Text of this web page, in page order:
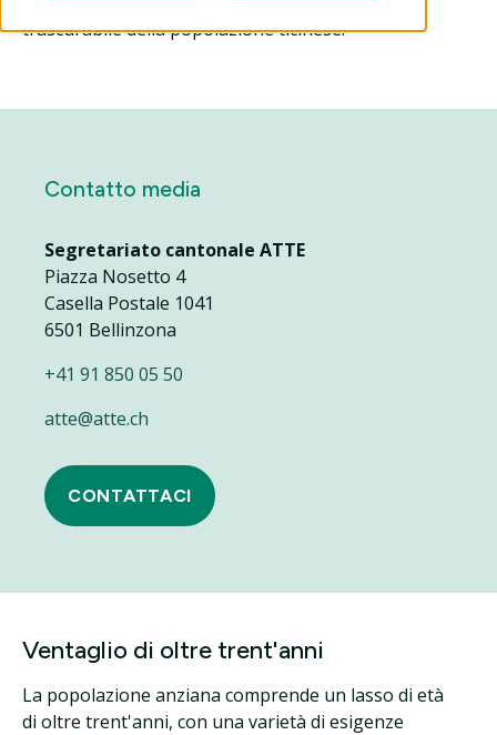
trascurabile della popolazione ticinese.
Contatto media
Segretariato cantonale ATTE
Piazza Nosetto 4
Casella Postale 1041
6501 Bellinzona
+41 91 850 05 50
atte@atte.ch
CONTATTACI
Ventaglio di oltre trent'anni
La popolazione anziana comprende un lasso di età
di oltre trent'anni, con una varietà di esigenze